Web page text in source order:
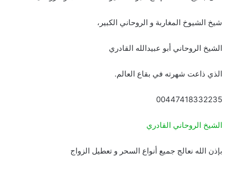
شيخ الشيوخ المغاربة و الروحاني الكبير،
الشيخ الروحاني أبو عبيدالله القادري
الذي ذاعت شهرته في بقاع العالم.
00447418332235
الشيخ الروحاني القادري
بإذن الله نعالج جميع أنواع السحر و تعطيل الزواج